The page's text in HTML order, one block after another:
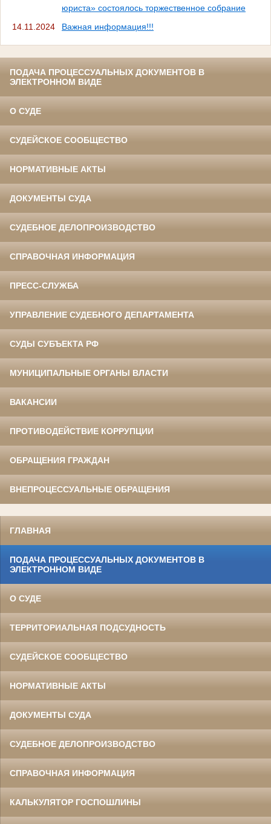
юриста» состоялось торжественное собрание
14.11.2024
Важная информация!!!
ПОДАЧА ПРОЦЕССУАЛЬНЫХ ДОКУМЕНТОВ В
ЭЛЕКТРОННОМ ВИДЕ
О СУДЕ
СУДЕЙСКОЕ СООБЩЕСТВО
НОРМАТИВНЫЕ АКТЫ
ДОКУМЕНТЫ СУДА
СУДЕБНОЕ ДЕЛОПРОИЗВОДСТВО
СПРАВОЧНАЯ ИНФОРМАЦИЯ
ПРЕСС-СЛУЖБА
УПРАВЛЕНИЕ СУДЕБНОГО ДЕПАРТАМЕНТА
СУДЫ СУБЪЕКТА РФ
МУНИЦИПАЛЬНЫЕ ОРГАНЫ ВЛАСТИ
ВАКАНСИИ
ПРОТИВОДЕЙСТВИЕ КОРРУПЦИИ
ОБРАЩЕНИЯ ГРАЖДАН
ВНЕПРОЦЕССУАЛЬНЫЕ ОБРАЩЕНИЯ
ГЛАВНАЯ
ПОДАЧА ПРОЦЕССУАЛЬНЫХ ДОКУМЕНТОВ В
ЭЛЕКТРОННОМ ВИДЕ
О СУДЕ
ТЕРРИТОРИАЛЬНАЯ ПОДСУДНОСТЬ
СУДЕЙСКОЕ СООБЩЕСТВО
НОРМАТИВНЫЕ АКТЫ
ДОКУМЕНТЫ СУДА
СУДЕБНОЕ ДЕЛОПРОИЗВОДСТВО
СПРАВОЧНАЯ ИНФОРМАЦИЯ
КАЛЬКУЛЯТОР ГОСПОШЛИНЫ